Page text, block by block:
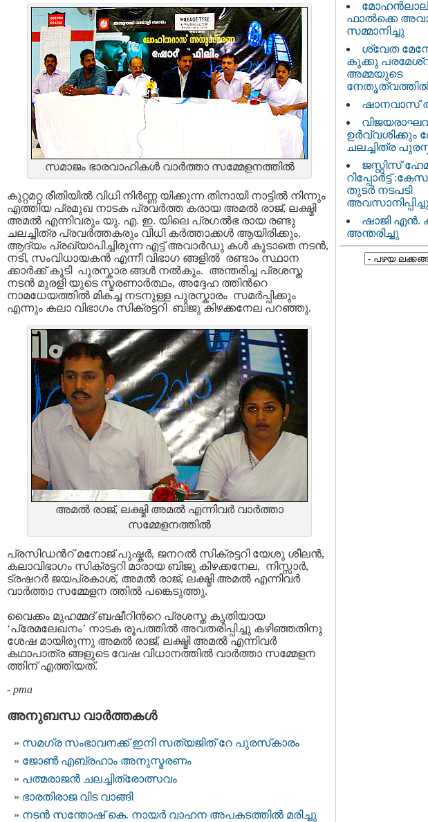
സമാജം ഭാരവാഹികള്‍ വാര്‍ത്താ സമ്മേളനത്തില്‍
കുറ്റമറ്റ രീതിയില്‍ വിധി നിര്‍ണ്ണ യിക്കുന്ന തിനായി നാട്ടില്‍ നിന്നും
എത്തിയ പ്രമുഖ നാടക പ്രവര്‍ത്ത കരായ അമല്‍ രാജ്, ലക്ഷ്മി
അമല്‍ എന്നിവരും യു. എ. ഇ. യിലെ പ്രഗല്‍ഭ രായ രണ്ടു
ചലച്ചിത്ര പ്രവര്‍ത്തകരും വിധി കര്‍ത്താക്കള്‍ ആയിരിക്കും.
ആദ്യം പ്രഖ്യാപിച്ചിരുന്ന എട്ട് അവാര്‍ഡു കള്‍ കൂടാതെ നടന്‍,
നടി, സംവിധായകന്‍ എന്നീ വിഭാഗ ങ്ങളില്‍ രണ്ടാം സ്ഥാന
ക്കാര്‍ക്ക് കൂടി പുരസ്കാര ങ്ങള്‍ നല്‍കും. അന്തരിച്ച പ്രശസ്ത
നടന്‍ മുരളി യുടെ സ്മരണാര്‍ത്ഥം, അദ്ദേഹ ത്തിന്‍റെ
നാമധേയത്തില്‍ മികച്ച നടനുള്ള പുരസ്കാരം സമര്‍പ്പിക്കും
എന്നും കലാ വിഭാഗം സിക്രട്ടറി ബിജു കിഴക്കനേല പറഞ്ഞു.
അമല്‍ രാജ്, ലക്ഷ്മി അമല്‍ എന്നിവര്‍ വാര്‍ത്താ
സമ്മേളനത്തില്‍
പ്രസിഡന്‍റ് മനോജ്‌ പുഷ്കര്‍, ജനറല്‍ സിക്രട്ടറി യേശു ശീലന്‍,
കലാവിഭാഗം സിക്രട്ടറി മാരായ ബിജു കിഴക്കനേല, നിസ്സാര്‍,
ട്രഷറര്‍ ജയപ്രകാശ്‌, അമല്‍ രാജ്, ലക്ഷ്മി അമല്‍ എന്നിവര്‍
വാര്‍ത്താ സമ്മേളന ത്തില്‍ പങ്കെടുത്തു.
വൈക്കം മുഹമ്മദ്‌ ബഷീറിന്‍റെ പ്രശസ്ത കൃതിയായ
‘പ്രേമലേഖനം’ നാടക രൂപത്തില്‍ അവതരിപ്പിച്ചു കഴിഞ്ഞതിനു
ശേഷ മായിരുന്നു അമല്‍ രാജ്, ലക്ഷ്മി അമല്‍ എന്നിവര്‍
കഥാപാത്ര ങ്ങളുടെ വേഷ വിധാനത്തില്‍ വാര്‍ത്താ സമ്മേളന
ത്തിന് എത്തിയത്.
- pma
അനുബന്ധ വാര്‍ത്തകള്‍
സമഗ്ര സംഭാവനക്ക് ഇനി സത്യജിത് റേ പുരസ്‌കാരം
ജോണ്‍ എബ്രഹാം അനുസ്മരണം
പത്മരാജന്‍ ചലച്ചിത്രോത്സവം
ഭാരതിരാജ വിട വാങ്ങി
നടന്‍ സന്തോഷ് കെ. നായര്‍ വാഹന അപകടത്തില്‍ മരിച്ചു
ഫാല്‍ക്കെ
സമ്മാനിച്ചു
ശ്വേത
കുക്കു
അമ്മയുടെ
ഷാനവാസ്
ഉര്‍വ്വശിക്കും
ചലച്ചിത്ര
ജസ്റ്റിസ്‌ ഹേമ
റിപ്പോർട്ട് :
തുടർ നടപടി
അവസാനിപ്പിച്ചു
ഷാജി
അന്തരിച്ചു